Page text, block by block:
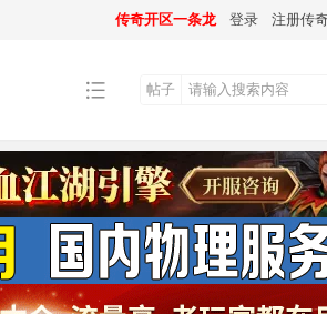
传奇开区一条龙 登录 注册传
帖子